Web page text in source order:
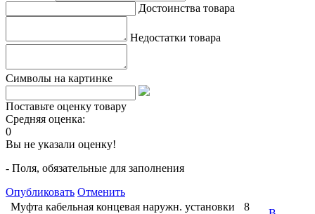
Достоинства товара
Недостатки товара
Символы на картинке
Поставьте оценку товару
Средняя оценка:
0
Вы не указали оценку!
- Поля, обязательные для заполнения
Опубликовать Отменить
Муфта кабельная концевая наружн. установки
8